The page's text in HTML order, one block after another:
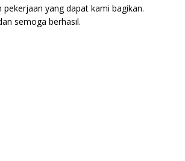
yang dapat kami bagikan.
semoga berhasil.